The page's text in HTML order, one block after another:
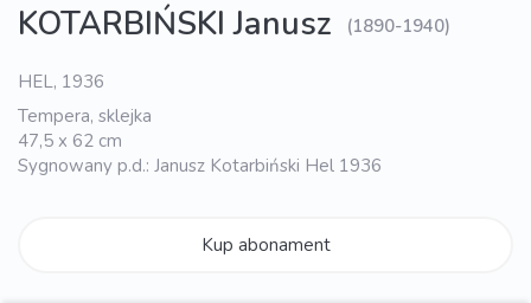
KOTARBIŃSKI Janusz (1890-1940)
HEL, 1936
Tempera, sklejka
47,5 x 62 cm
Sygnowany p.d.: Janusz Kotarbiński Hel 1936
Kup abonament